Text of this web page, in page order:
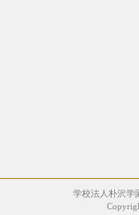
学校法人朴沢